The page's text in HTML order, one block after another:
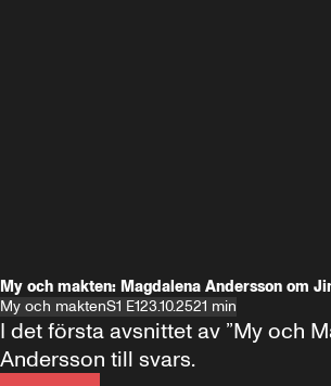
My och makten: Magdalena Andersson om
My och maktenS1 E123.10.2521 min
I det första avsnittet av ”My och
Andersson till svars.